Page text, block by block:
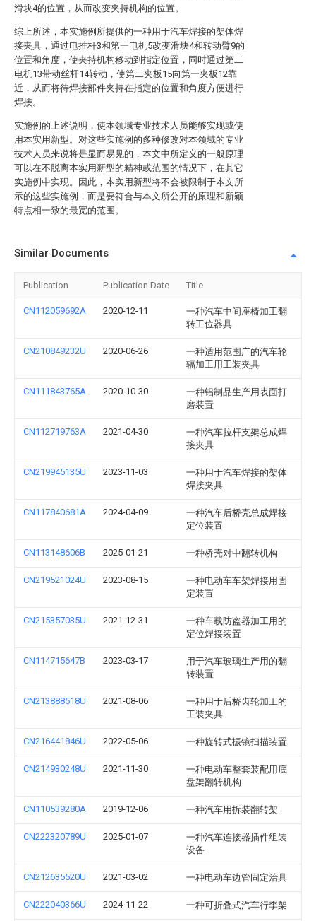
滑块4的位置，从而改变夹持机构的位置。
综上所述，本实施例所提供的一种用于汽车焊接的架体焊
接夹具，通过电推杆3和第一电机5改变滑块4和转动臂9的
位置和角度，使夹持机构移动到指定位置，同时通过第二
电机13带动丝杆14转动，使第二夹板15向第一夹板12靠
近，从而将待焊接部件夹持在指定的位置和角度方便进行
焊接。
实施例的上述说明，使本领域专业技术人员能够实现或使
用本实用新型。对这些实施例的多种修改对本领域的专业
技术人员来说将是显而易见的，本文中所定义的一般原理
可以在不脱离本实用新型的精神或范围的情况下，在其它
实施例中实现。因此，本实用新型将不会被限制于本文所
示的这些实施例，而是要符合与本文所公开的原理和新颖
特点相一致的最宽的范围。
Similar Documents
Publication Publication Date Title
CN112059692A 2020-12-11
一种汽车中间座椅加工翻
转工位器具
CN210849232U 2020-06-26
一种适用范围广的汽车轮
辐加工用工装夹具
CN111843765A 2020-10-30
一种铝制品生产用表面打
磨装置
CN112719763A 2021-04-30
一种汽车拉杆支架总成焊
接夹具
CN219945135U 2023-11-03
一种用于汽车焊接的架体
焊接夹具
CN117840681A 2024-04-09
一种汽车后桥壳总成焊接
定位装置
CN113148606B 2025-01-21 一种桥壳对中翻转机构
CN219521024U 2023-08-15
一种电动车车架焊接用固
定装置
CN215357035U 2021-12-31
一种车载防盗器加工用的
定位焊接装置
CN114715647B 2023-03-17
用于汽车玻璃生产用的翻
转装置
CN213888518U 2021-08-06
一种用于后桥齿轮加工的
工装夹具
CN216441846U 2022-05-06 一种旋转式振镜扫描装置
CN214930248U 2021-11-30
一种电动车整套装配用底
盘架翻转机构
CN110539280A 2019-12-06 一种汽车用拆装翻转架
CN222320789U 2025-01-07
一种汽车连接器插件组装
设备
CN212635520U 2021-03-02 一种电动车边管固定治具
CN222040366U 2024-11-22 一种可折叠式汽车行李架